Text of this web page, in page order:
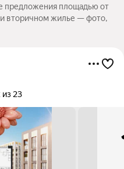
предложения площадью от
и вторичном жилье — фото,
из 23